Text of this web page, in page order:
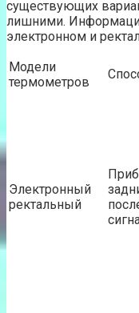
существующих
лишними.
электронном и
Модели
термометров
Электронный
ректальный